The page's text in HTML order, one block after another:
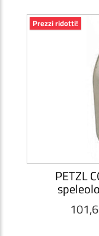
Prezzi ridotti!
PETZL